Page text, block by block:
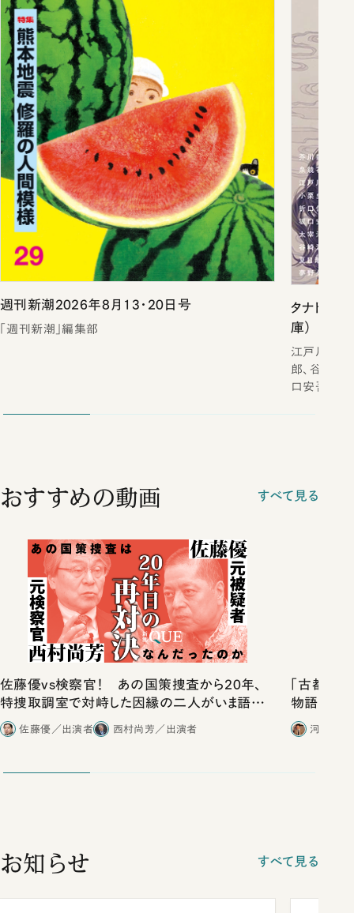
週刊新潮2026年8月13・20日号
「週刊新潮」編集部
タナトス
庫）
江戸川乱歩
郎、谷崎潤
口安吾
おすすめの動画 すべて見る
佐藤優vs検察官！ あの国策捜査から20年、
特捜取調室で対峙した因縁の二人がいま語り
合ったこと
佐藤優／出演者 西村尚芳／出演者
「古都」
物語」に
河野有
お知らせ すべて見る